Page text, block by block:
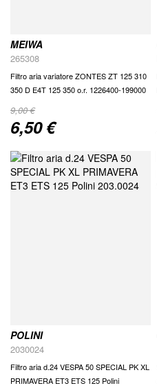
MEIWA
265308
Filtro aria variatore ZONTES ZT 125 310
350 D E4T 125 350 o.r. 1226400-199000
Special
Price
6,50 €
9,00 €
POLINI
2030024
Filtro aria d.24 VESPA 50 SPECIAL PK XL
PRIMAVERA ET3 ETS 125 Polini